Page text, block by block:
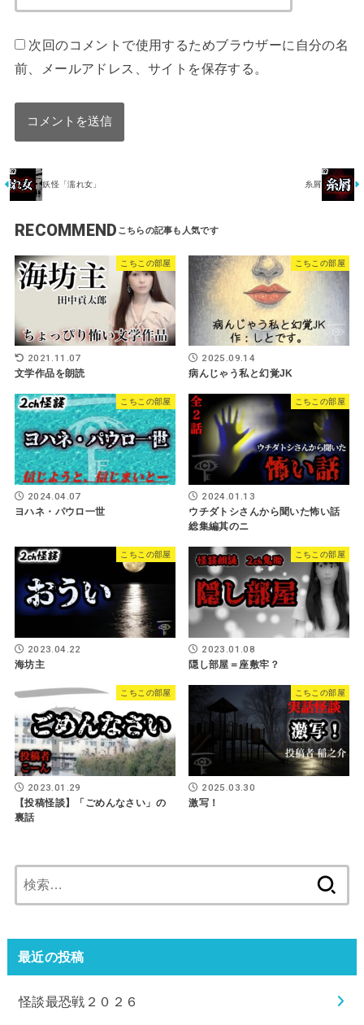
次回のコメントで使用するためブラウザーに自分の名
前、メールアドレス、サイトを保存する。
妖怪「濡れ女」 糸屑
RECOMMEND
こちこの部屋
2021.11.07
文学作品を朗読
こちこの部屋
2025.09.14
病んじゃう私と幻覚JK
こちこの部屋
2024.04.07
ヨハネ・パウロ一世
こちこの部屋
2024.01.13
ウチダトシさんから聞いた怖い話
総集編其のニ
こちこの部屋
2023.04.22
海坊主
こちこの部屋
2023.01.08
隠し部屋＝座敷牢？
こちこの部屋
2023.01.29
【投稿怪談】「ごめんなさい」の
裏話
こちこの部屋
2025.03.30
激写！
索:
最近の投稿
怪談最恐戦２０２６